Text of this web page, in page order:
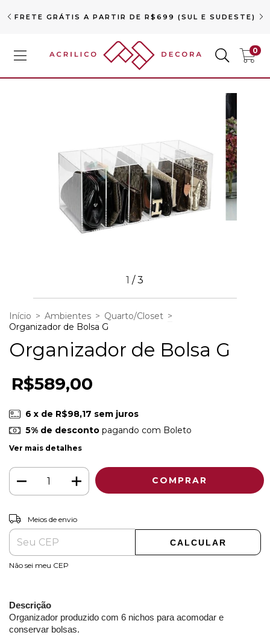
FRETE GRÁTIS A PARTIR DE R$699 (SUL E SUDESTE)
0
1 /3
Início > Ambientes > Quarto/Closet >
Organizador de Bolsa G
Organizador de Bolsa G
R$589,00
6 x de R$98,17 sem juros
5% de descontopagando com Boleto
Ver mais detalhes
Entregas para o CEP:
Meios de envio
CALCULAR
Não sei meu CEP
Descrição
Organizador produzido com 6 nichos para acomodar e
conservar bolsas.